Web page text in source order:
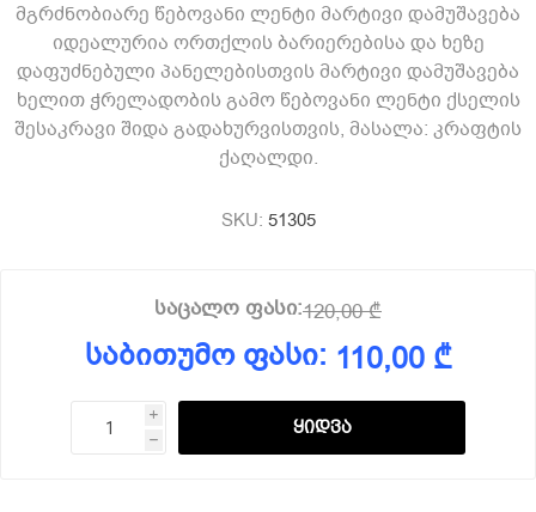
მგრძნობიარე წებოვანი ლენტი მარტივი დამუშავება
იდეალურია ორთქლის ბარიერებისა და ხეზე
დაფუძნებული პანელებისთვის მარტივი დამუშავება
ხელით ჭრელადობის გამო წებოვანი ლენტი ქსელის
შესაკრავი შიდა გადახურვისთვის, მასალა: კრაფტის
ქაღალდი.
SKU: 51305
საცალო ფასი:120,00 ₾
საბითუმო ფასი: 110,00 ₾
i
h